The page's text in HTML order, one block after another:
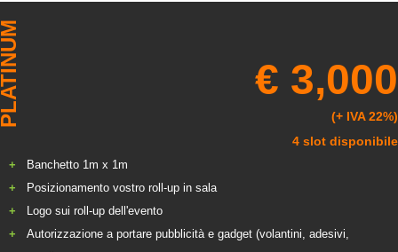
€ 3,000
(+ IVA 22%)
4 slot disponibile
Banchetto 1m x 1m
Posizionamento vostro roll-up in sala
Logo sui roll-up dell'evento
Autorizzazione a portare pubblicità e gadget (volantini, adesivi,